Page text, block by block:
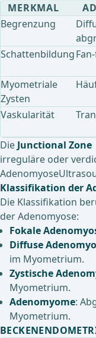
MERKMAL
Begrenzung
Schattenbildung
Myometriale
Zysten
Vaskularität
Die Junctional Zone
irreguläre oder
Klassifikation der
Die Klassifikation
der Adenomyose:
Fokale
Diffuse
im Myometrium.
Zystische
Myometrium.
Adenomyome:
Myometrium.